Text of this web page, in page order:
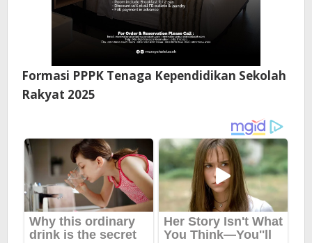
Formasi PPPK Tenaga Kependidikan Sekolah
Rakyat 2025